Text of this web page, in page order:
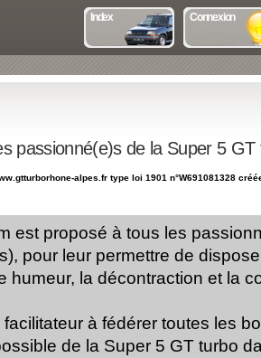
Index Connexion
passionné(e)s de la Super 5
alpes.fr type loi 1901 n°W691081328
est proposé à tous les
pour leur permettre de
humeur, la décontraction et la
facilitateur à fédérer toutes les
de la Super 5 GT turbo